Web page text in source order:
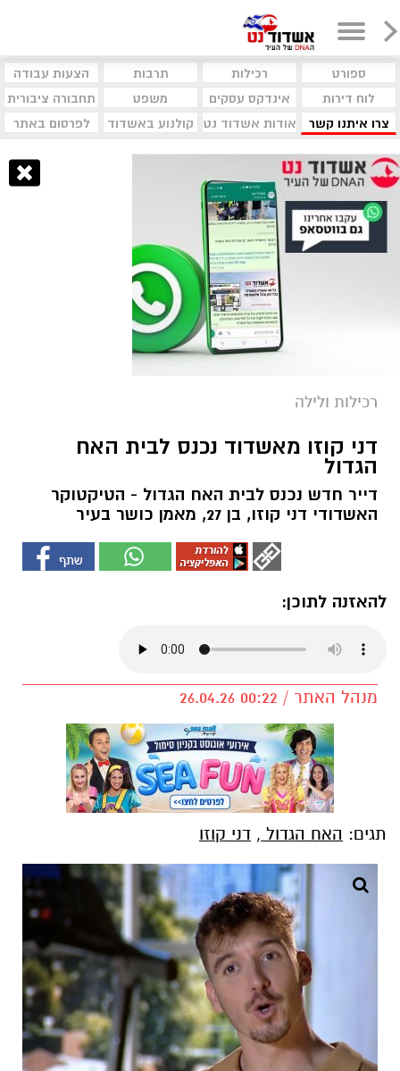
ספורט רכילות תרבות
הצעות עבודה
לוח דירות
אינדקס עסקים משפט
תחבורה ציבורית
צרו איתנו קשר
אודות אשדוד נט קולנוע באשדוד לפרסום באתר
רכילות ולילה
דני קוזו מאשדוד נכנס לבית האח
הגדול
דייר חדש נכנס לבית האח הגדול - הטיקטוקר
האשדודי דני קוזו, בן 27, מאמן כושר בעיר
להאזנה לתוכן:
מנהל האתר / 00:22 26.04.26
תגים: האח הגדול , דני קוזו